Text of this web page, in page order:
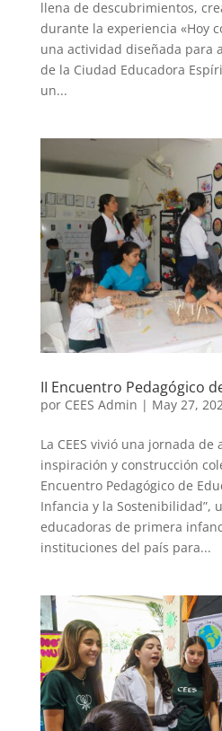
llena de descubrimientos,
durante la experiencia «Hoy
una actividad diseñada para
de la Ciudad Educadora
un...
II Encuentro Pedagógico
por CEES Admin | May 27,
La CEES vivió una jornada de
inspiración y construcción
Encuentro Pedagógico de
Infancia y la Sostenibilidad”,
educadoras de primera
instituciones del país para...